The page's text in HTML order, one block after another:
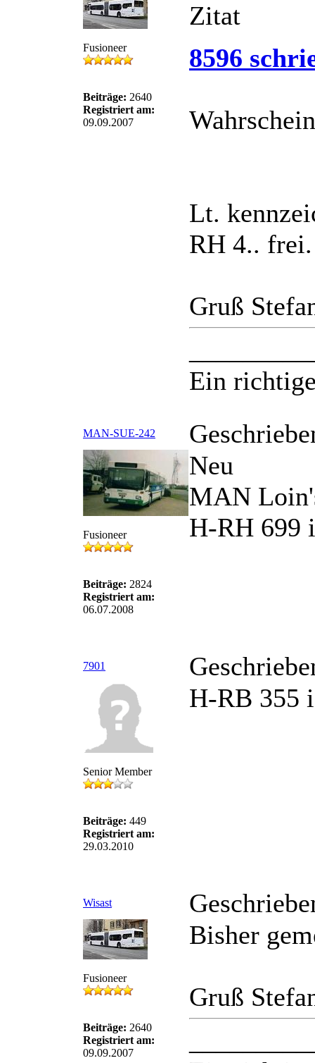
Fusioneer
Beiträge: 2640
Registriert am:
09.09.2007
Zitat
8596
Lt.
RH 4.. frei.
Gruß
Ein
MAN-SUE-242
Fusioneer
Beiträge: 2824
Registriert am:
06.07.2008
Neu
MAN
H-RH 699
7901
Senior Member
Beiträge: 449
Registriert am:
29.03.2010
H-RB 355
Wisast
Fusioneer
Beiträge: 2640
Registriert am:
09.09.2007
Bisher
Gruß